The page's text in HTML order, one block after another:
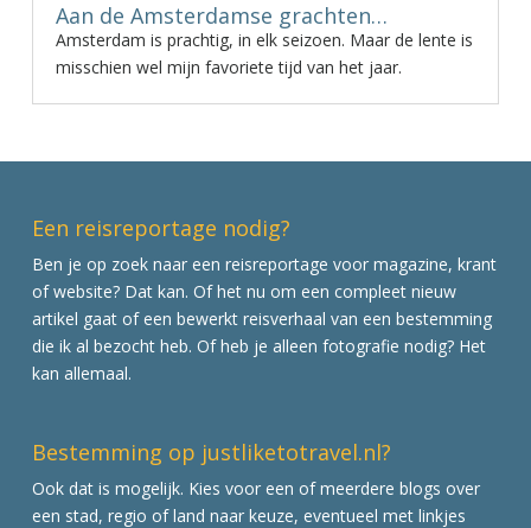
Aan de Amsterdamse grachten…
Amsterdam is prachtig, in elk seizoen. Maar de lente is
misschien wel mijn favoriete tijd van het jaar.
Een reisreportage nodig?
Ben je op zoek naar een reisreportage voor magazine, krant
of website? Dat kan. Of het nu om een compleet nieuw
artikel gaat of een bewerkt reisverhaal van een bestemming
die ik al bezocht heb. Of heb je alleen fotografie nodig? Het
kan allemaal.
Bestemming op justliketotravel.nl?
Ook dat is mogelijk. Kies voor een of meerdere blogs over
een stad, regio of land naar keuze, eventueel met linkjes